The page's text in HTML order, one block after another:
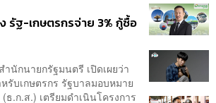
รัฐ-เกษตรกรจ่าย 3% กู้ซื้อ
นักนายกรัฐมนตรี เปิดเผยว่า
รับเกษตรกร รัฐบาลมอบหมาย
.ก.ส.) เตรียมดำเนินโครงการ